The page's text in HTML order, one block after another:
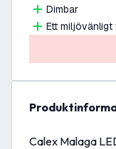
Dimbar
Ett miljövänligt
Calex Malaga